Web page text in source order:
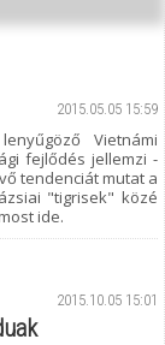
2015.05.05 15:59
Vietnámi
fejlődés jellemzi -
tendenciát mutat a
"tigrisek" közé
ide.
2015.10.05 15:01